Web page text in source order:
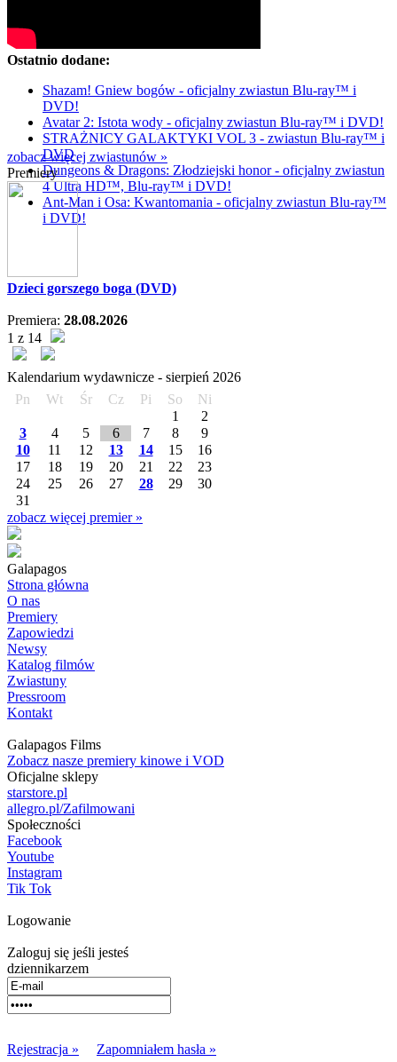
Ostatnio dodane:
Shazam! Gniew bogów - oficjalny zwiastun Blu-ray™ i
DVD!
Avatar 2: Istota wody - oficjalny zwiastun Blu-ray™ i DVD!
STRAŻNICY GALAKTYKI VOL 3 - zwiastun Blu-ray™ i
DVD
Dungeons & Dragons: Złodziejski honor - oficjalny zwiastun
4 Ultra HD™, Blu-ray™ i DVD!
Ant-Man i Osa: Kwantomania - oficjalny zwiastun Blu-ray™
i DVD!
zobacz więcej zwiastunów »
Premiery
Dzieci gorszego boga (DVD)
Premiera: 28.08.2026
1 z 14
Kalendarium wydawnicze - sierpień 2026
Pn
Wt Śr Cz Pi So
Ni
1
2
3
4 5 6 7 8
9
10
11 12 13 14 15
16
17
18 19 20 21 22
23
24
25 26 27 28 29
30
31
zobacz więcej premier »
Galapagos
Strona główna
O nas
Premiery
Zapowiedzi
Newsy
Katalog filmów
Zwiastuny
Pressroom
Kontakt
Galapagos Films
Zobacz nasze premiery kinowe i VOD
Oficjalne sklepy
starstore.pl
allegro.pl/Zafilmowani
Społeczności
Facebook
Youtube
Instagram
Tik Tok
Logowanie
Zaloguj się jeśli jesteś
dziennikarzem
Rejestracja » Zapomniałem hasła »